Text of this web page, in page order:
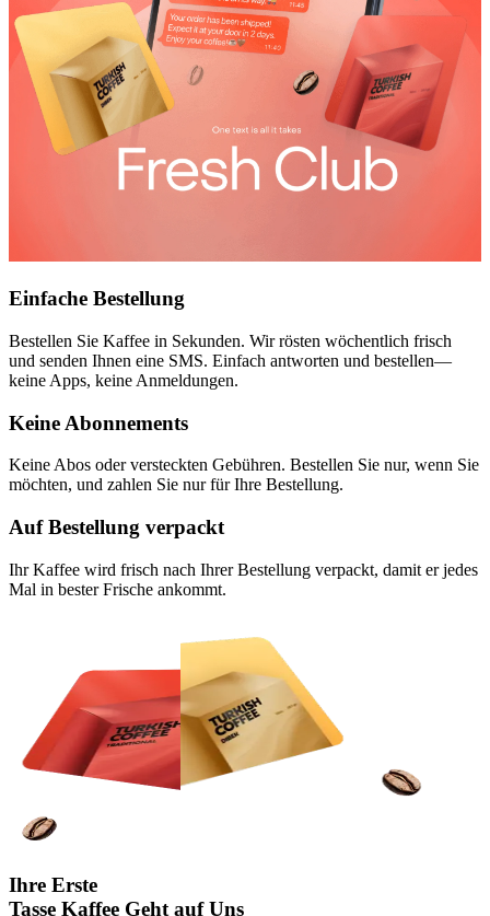
Einfache Bestellung
Bestellen Sie Kaffee in Sekunden. Wir rösten wöchentlich frisch
und senden Ihnen eine SMS. Einfach antworten und bestellen—
keine Apps, keine Anmeldungen.
Keine Abonnements
Keine Abos oder versteckten Gebühren. Bestellen Sie nur, wenn Sie
möchten, und zahlen Sie nur für Ihre Bestellung.
Auf Bestellung verpackt
Ihr Kaffee wird frisch nach Ihrer Bestellung verpackt, damit er jedes
Mal in bester Frische ankommt.
Ihre Erste
Tasse Kaffee Geht aufUns